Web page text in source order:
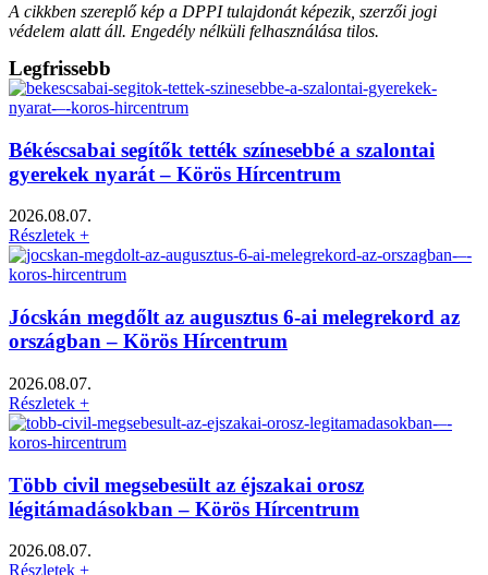
A cikkben szereplő kép a DPPI tulajdonát képezik, szerzői jogi
védelem alatt áll. Engedély nélküli felhasználása tilos.
Legfrissebb
Békéscsabai segítők tették színesebbé a szalontai
gyerekek nyarát – Körös Hírcentrum
2026.08.07.
Részletek +
Jócskán megdőlt az augusztus 6-ai melegrekord az
országban – Körös Hírcentrum
2026.08.07.
Részletek +
Több civil megsebesült az éjszakai orosz
légitámadásokban – Körös Hírcentrum
2026.08.07.
Részletek +